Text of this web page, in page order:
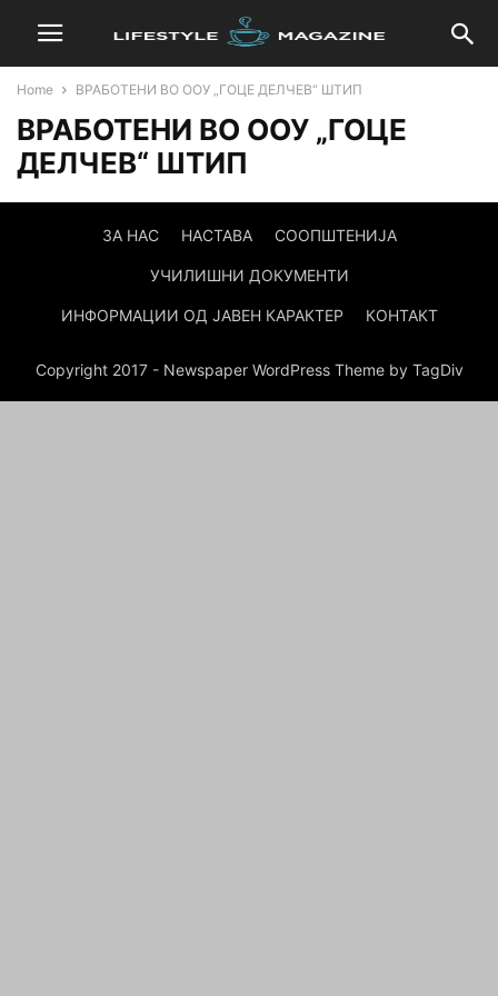
Home ВРАБОТЕНИ ВО ООУ „ГОЦЕ ДЕЛЧЕВ“ ШТИП
ВРАБОТЕНИ ВО ООУ „ГОЦЕ
ДЕЛЧЕВ“ ШТИП
ЗА НАС НАСТАВА СООПШТЕНИЈА
УЧИЛИШНИ ДОКУМЕНТИ
ИНФОРМАЦИИ ОД ЈАВЕН КАРАКТЕР КОНТАКТ
Copyright 2017 - Newspaper WordPress Theme by TagDiv